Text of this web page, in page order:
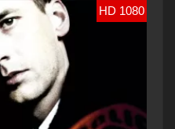
HD 1080